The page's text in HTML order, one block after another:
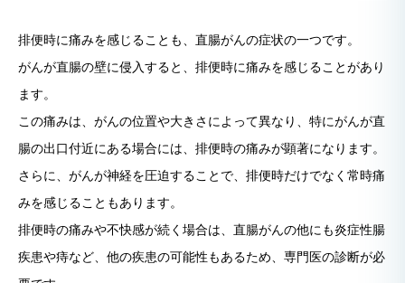
排便時に痛みを感じることも、直腸がんの症状の一つです。
がんが直腸の壁に侵入すると、排便時に痛みを感じることがあり
ます。
この痛みは、がんの位置や大きさによって異なり、特にがんが直
腸の出口付近にある場合には、排便時の痛みが顕著になります。
さらに、がんが神経を圧迫することで、排便時だけでなく常時痛
みを感じることもあります。
排便時の痛みや不快感が続く場合は、直腸がんの他にも炎症性腸
疾患や痔など、他の疾患の可能性もあるため、専門医の診断が必